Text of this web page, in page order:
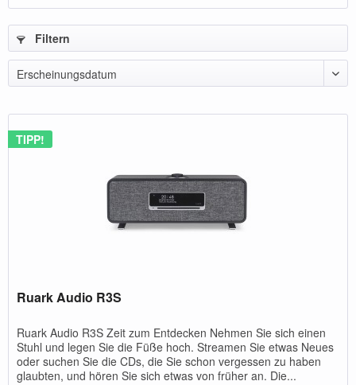
Filtern
Erscheinungsdatum
TIPP!
Ruark Audio R3S
Ruark Audio R3S Zeit zum Entdecken Nehmen Sie sich einen
Stuhl und legen Sie die Füße hoch. Streamen Sie etwas Neues
oder suchen Sie die CDs, die Sie schon vergessen zu haben
glaubten, und hören Sie sich etwas von früher an. Die...